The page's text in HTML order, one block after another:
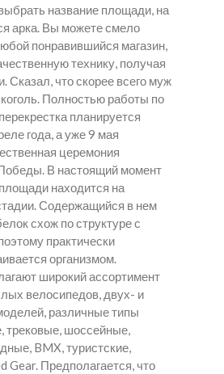
название площади, на
арка. Вы можете смело
понравившийся магазин,
технику, получая
Сказал, что скорее всего муж
Полностью работы по
планируется
года, а уже 9 мая
церемония
В настоящий момент
находится на
Содержащийся в нем
схож по структуре с
практически
организмом.
широкий ассортимент
велосипедов, двух- и
различные типы
трековые, шоссейные,
BMX, туристские,
Gear. Предполагается, что